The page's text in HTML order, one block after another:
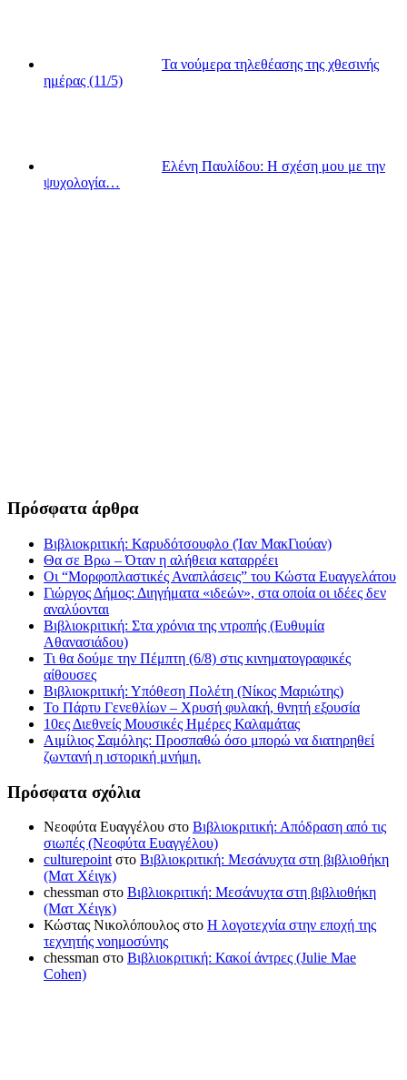
Τα νούμερα τηλεθέασης της χθεσινής
ημέρας (11/5)
Ελένη Παυλίδου: Η σχέση μου με την
ψυχολογία…
Πρόσφατα άρθρα
Βιβλιοκριτική: Καρυδότσουφλο (Ίαν ΜακΓιούαν)
Θα σε Βρω – Όταν η αλήθεια καταρρέει
Οι “Μορφοπλαστικές Αναπλάσεις” του Κώστα Ευαγγελάτου
Γιώργος Δήμος: Διηγήματα «ιδεών», στα οποία οι ιδέες δεν
αναλύονται
Βιβλιοκριτική: Στα χρόνια της ντροπής (Ευθυμία
Αθανασιάδου)
Τι θα δούμε την Πέμπτη (6/8) στις κινηματογραφικές
αίθουσες
Βιβλιοκριτική: Υπόθεση Πολέτη (Νίκος Μαριώτης)
Το Πάρτυ Γενεθλίων – Χρυσή φυλακή, θνητή εξουσία
10ες Διεθνείς Μουσικές Ημέρες Καλαμάτας
Αιμίλιος Σαμόλης: Προσπαθώ όσο μπορώ να διατηρηθεί
ζωντανή η ιστορική μνήμη.
Πρόσφατα σχόλια
Νεοφύτα Ευαγγέλου στο Βιβλιοκριτική: Απόδραση από τις
σιωπές (Νεοφύτα Ευαγγέλου)
culturepointστο Βιβλιοκριτική: Μεσάνυχτα στη βιβλιοθήκη
(Ματ Χέιγκ)
chessman στο Βιβλιοκριτική: Μεσάνυχτα στη βιβλιοθήκη
(Ματ Χέιγκ)
Κώστας Νικολόπουλος στο Η λογοτεχνία στην εποχή της
τεχνητής νοημοσύνης
chessman στο Βιβλιοκριτική: Κακοί άντρες (Julie Mae
Cohen)